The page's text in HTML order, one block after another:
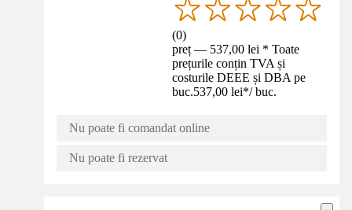
(0)
preț — 537,00 lei * Toate
prețurile conțin TVA și
costurile DEEE și DBA pe
buc.537,00 lei*/ buc.
Nu poate fi comandat online
Nu poate fi rezervat